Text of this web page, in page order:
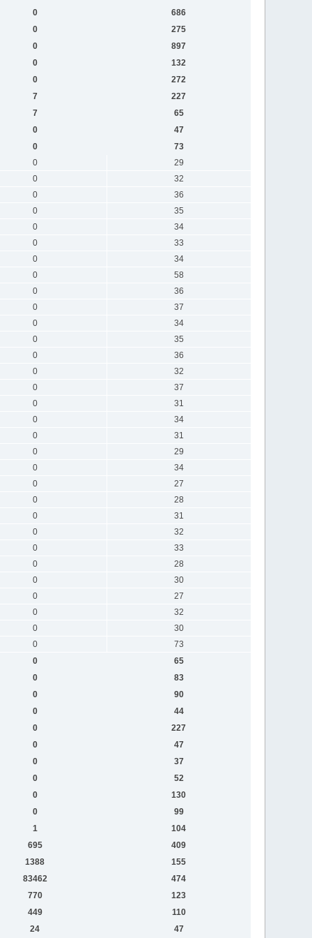
0
686
0
275
0
897
0
132
0
272
7
227
7
65
0
47
0
73
0
29
0
32
0
36
0
35
0
34
0
33
0
34
0
58
0
36
0
37
0
34
0
35
0
36
0
32
0
37
0
31
0
34
0
31
0
29
0
34
0
27
0
28
0
31
0
32
0
33
0
28
0
30
0
27
0
32
0
30
0
73
0
65
0
83
0
90
0
44
0
227
0
47
0
37
0
52
0
130
0
99
1
104
695
409
1388
155
83462
474
770
123
449
110
24
47